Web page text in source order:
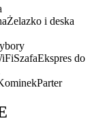
Żelazko i deska
SzafaEkspres do
Parter